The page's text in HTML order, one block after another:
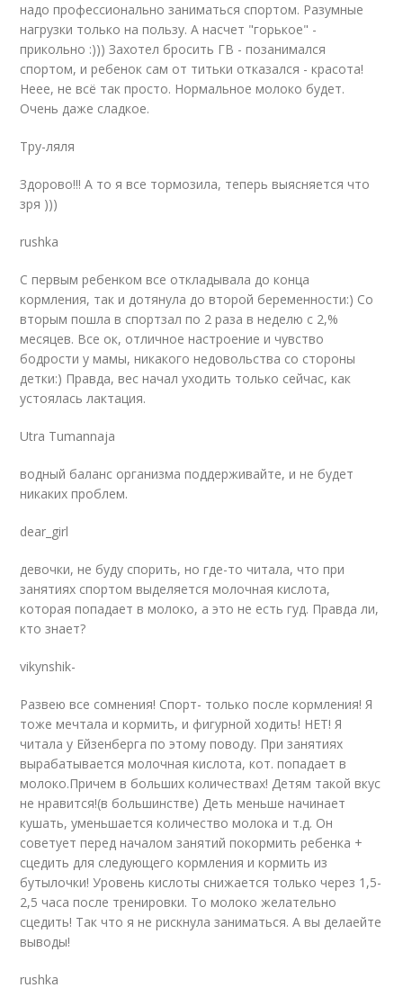
надо профессионально заниматься спортом. Разумные
нагрузки только на пользу. А насчет "горькое" -
прикольно :))) Захотел бросить ГВ - позанимался
спортом, и ребенок сам от титьки отказался - красота!
Неее, не всё так просто. Нормальное молоко будет.
Очень даже сладкое.
Тру-ляля
Здорово!!! А то я все тормозила, теперь выясняется что
зря )))
rushka
С первым ребенком все откладывала до конца
кормления, так и дотянула до второй беременности:) Со
вторым пошла в спортзал по 2 раза в неделю с 2,%
месяцев. Все ок, отличное настроение и чувство
бодрости у мамы, никакого недовольства со стороны
детки:) Правда, вес начал уходить только сейчас, как
устоялась лактация.
Utra Tumannaja
водный баланс организма поддерживайте, и не будет
никаких проблем.
dear_girl
девочки, не буду спорить, но где-то читала, что при
занятиях спортом выделяется молочная кислота,
которая попадает в молоко, а это не есть гуд. Правда ли,
кто знает?
vikynshik-
Развею все сомнения! Спорт- только после кормления! Я
тоже мечтала и кормить, и фигурной ходить! НЕТ! Я
читала у Ейзенберга по этому поводу. При занятиях
вырабатывается молочная кислота, кот. попадает в
молоко.Причем в больших количествах! Детям такой вкус
не нравится!(в большинстве) Деть меньше начинает
кушать, уменьшается количество молока и т.д. Он
советует перед началом занятий покормить ребенка +
сцедить для следующего кормления и кормить из
бутылочки! Уровень кислоты снижается только через 1,5-
2,5 часа после тренировки. То молоко желательно
сцедить! Так что я не рискнула заниматься. А вы делаейте
выводы!
rushka